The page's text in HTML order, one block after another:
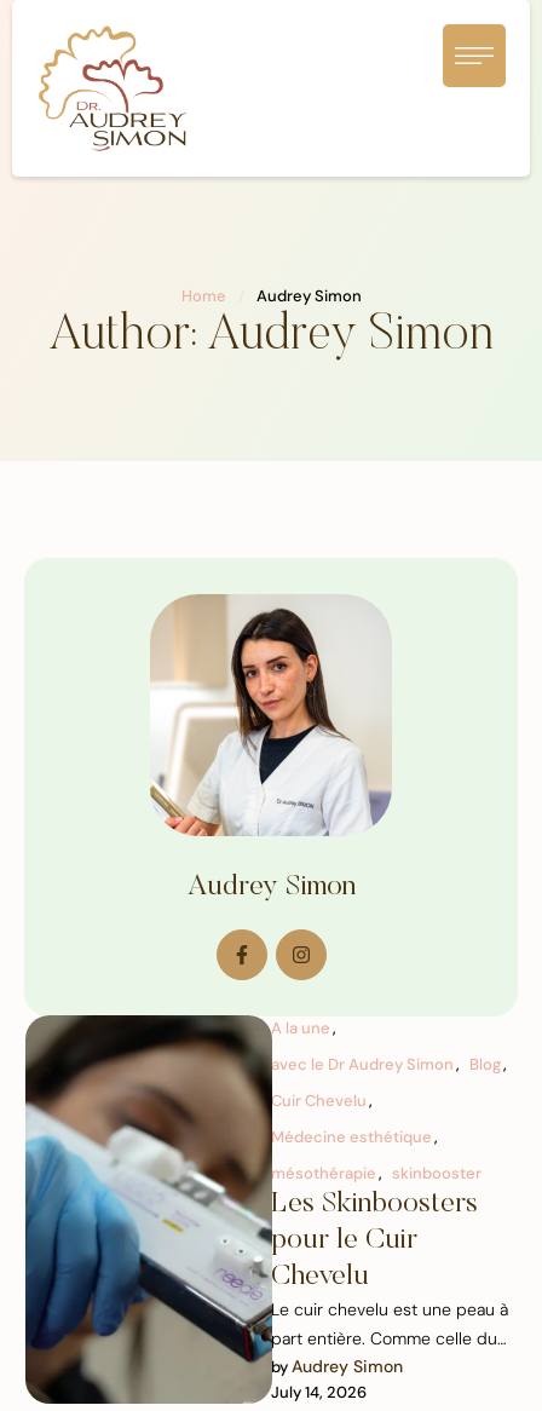
Home Audrey Simon
Author: Audrey Simon
Audrey Simon
A la une,
avec le Dr Audrey Simon, Blog,
Cuir Chevelu,
Médecine esthétique,
mésothérapie, skinbooster
Les Skinboosters
pour le Cuir
Chevelu
Le cuir chevelu est une peau à
part entière. Comme celle du
visage, il peut être sec,
déshydraté, …
by Audrey Simon
July 14, 2026